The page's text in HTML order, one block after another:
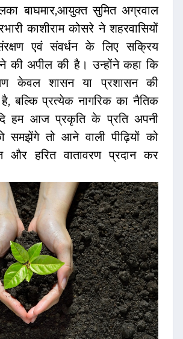
बाघमार,आयुक्त सुमित अग्रवाल
काशीराम कोसरे ने शहरवासियों
एवं संवर्धन के लिए सक्रिय
की अपील की है। उन्होंने कहा कि
केवल शासन या प्रशासन की
है, बल्कि प्रत्येक नागरिक का नैतिक
हम आज प्रकृति के प्रति अपनी
समझेंगे तो आने वाली पीढ़ियों को
और हरित वातावरण प्रदान कर